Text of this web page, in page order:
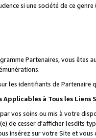
si une société de ce
Partenaires, vous êtes
les identifiants de Partenaire
Applicables à Tous les Liens
vos soins ou mis à votre
de cesser d'afficher lesdits
insérez sur votre Site et